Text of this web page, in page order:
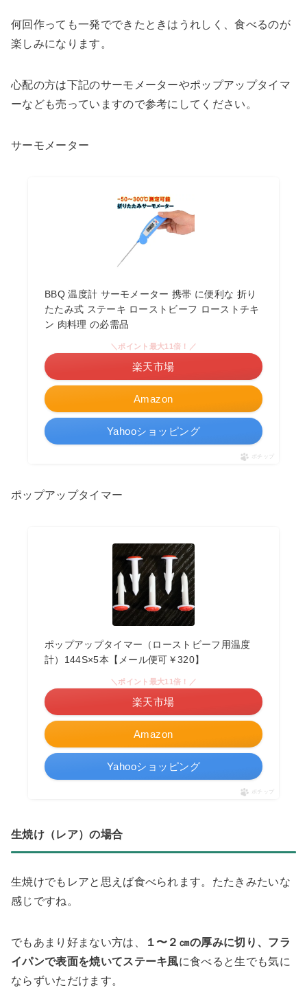
何回作っても一発でできたときはうれしく、食べるのが
楽しみになります。
心配の方は下記のサーモメーターやポップアップタイマ
ーなども売っていますので参考にしてください。
サーモメーター
BBQ 温度計 サーモメーター 携帯 に便利な 折り
たたみ式 ステーキ ローストビーフ ローストチキ
ン 肉料理 の必需品
Amazon
＼ポイント最大11倍！／
楽天市場
Yahooショッピング
ポチップ
ポップアップタイマー
ポップアップタイマー（ローストビーフ用温度
計）144S×5本【メール便可￥320】
Amazon
＼ポイント最大11倍！／
楽天市場
Yahooショッピング
ポチップ
生焼け（レア）の場合
生焼けでもレアと思えば食べられます。たたきみたいな
感じですね。
でもあまり好まない方は、
１〜２㎝の厚みに切り、フラ
イパンで表面を焼いてステーキ風に食べると生でも気に
ならずいただけます。